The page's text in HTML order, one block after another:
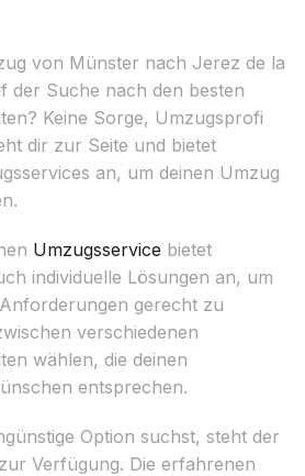
von Münster nach Jerez de la
der Suche nach den besten
Keine Sorge, Umzugsprofi
dir zur Seite und bietet
an, um deinen Umzug
Umzugsservice bietet
individuelle Lösungen an, um
gerecht zu
verschiedenen
wählen, die deinen
entsprechen.
Option suchst, steht der
zur Verfügung. Die erfahrenen